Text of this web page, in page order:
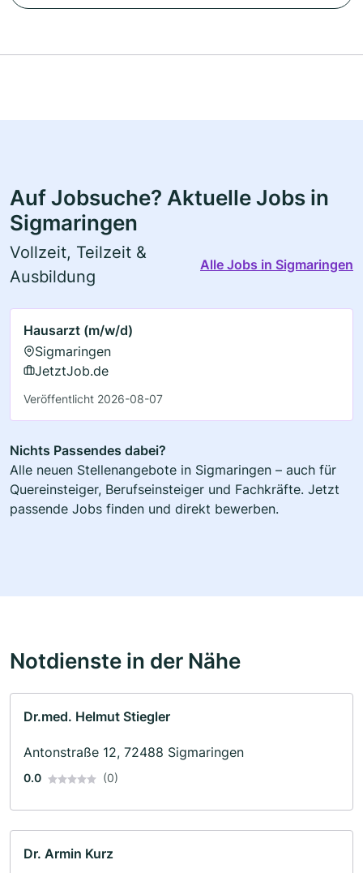
Auf Jobsuche? Aktuelle Jobs in
Sigmaringen
Vollzeit, Teilzeit &
Ausbildung
Alle Jobs in Sigmaringen
Hausarzt (m/w/d)
Sigmaringen
JetztJob.de
Veröffentlicht 2026-08-07
Nichts Passendes dabei?
Alle neuen Stellenangebote in Sigmaringen – auch für
Quereinsteiger, Berufseinsteiger und Fachkräfte. Jetzt
passende Jobs finden und direkt bewerben.
Notdienste in der Nähe
Dr.med. Helmut Stiegler
Antonstraße 12, 72488 Sigmaringen
0.0 (0)
Dr. Armin Kurz